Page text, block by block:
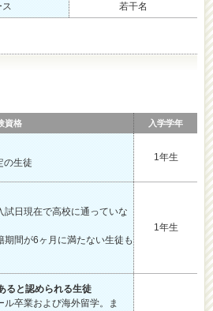
ス 若干名
資格 入学学年
の生徒
1年生
試日現在で高校に通っていな
間が6ヶ月に満たない生徒も
1年生
ると認められる生徒
ル卒業および海外留学。ま